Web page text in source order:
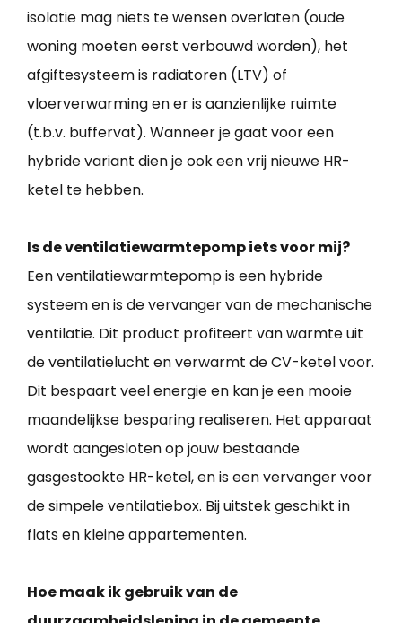
isolatie mag niets te wensen overlaten (oude
woning moeten eerst verbouwd worden), het
afgiftesysteem is radiatoren (LTV) of
vloerverwarming en er is aanzienlijke ruimte
(t.b.v. buffervat). Wanneer je gaat voor een
hybride variant dien je ook een vrij nieuwe HR-
ketel te hebben.
Is de ventilatiewarmtepomp iets voor mij?
Een ventilatiewarmtepomp is een hybride
systeem en is de vervanger van de mechanische
ventilatie. Dit product profiteert van warmte uit
de ventilatielucht en verwarmt de CV-ketel voor.
Dit bespaart veel energie en kan je een mooie
maandelijkse besparing realiseren. Het apparaat
wordt aangesloten op jouw bestaande
gasgestookte HR-ketel, en is een vervanger voor
de simpele ventilatiebox. Bij uitstek geschikt in
flats en kleine appartementen.
Hoe maak ik gebruik van de